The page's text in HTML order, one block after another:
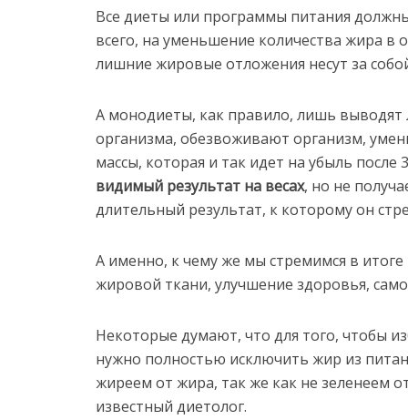
Все диеты или программы питания
всего, на уменьшение количества жира в
лишние жировые отложения несут за
А монодиеты, как правило, лишь
организма, обезвоживают организм,
массы, которая и так идет на убыль после
видимый результат на весах, но не
длительный результат, к которому он
А именно, к чему же мы стремимся в
жировой ткани, улучшение здоровья,
Некоторые думают, что для того, чтобы
нужно полностью исключить жир из
жиреем от жира, так же как не зеленеем
известный диетолог.